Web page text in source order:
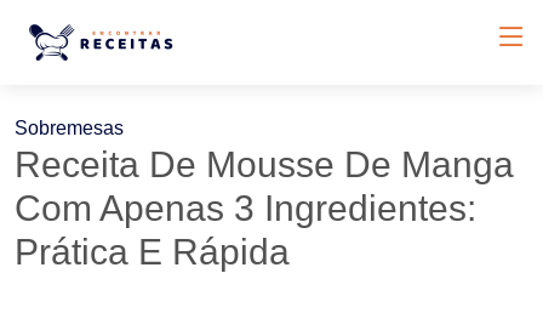
Sobremesas
Receita De Mousse De Manga
Com Apenas 3 Ingredientes:
Prática E Rápida